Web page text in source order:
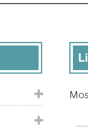
la